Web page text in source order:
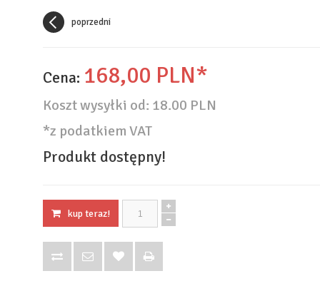
poprzedni
Cena: 168,00 PLN*
Koszt wysyłki od: 18.00 PLN
*z podatkiem VAT
Produkt dostępny!
kup teraz!